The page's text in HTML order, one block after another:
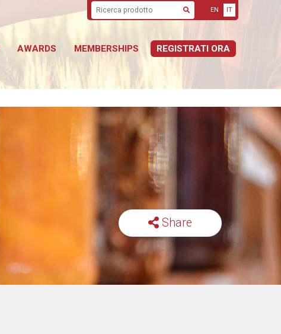
Cerca
EN IT
AWARDS MEMBERSHIPS REGISTRATI ORA
Share